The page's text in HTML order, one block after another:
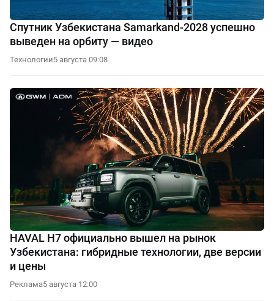
Спутник Узбекистана Samarkand-2028 успешно
выведен на орбиту — видео
Технологии5 августа 09:08
HAVAL H7 официально вышел на рынок
Узбекистана: гибридные технологии, две версии
и цены
Реклама5 августа 12:00